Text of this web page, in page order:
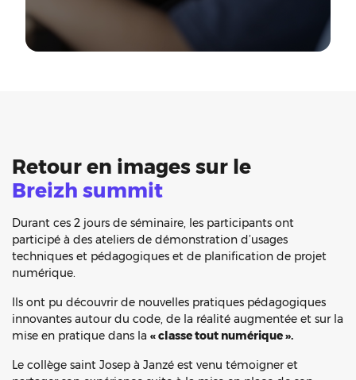
Retour en images sur le
Breizh summit
Durant ces 2 jours de séminaire, les participants ont
participé à des ateliers de démonstration d’usages
techniques et pédagogiques et de planification de projet
numérique.
Ils ont pu découvrir de nouvelles pratiques pédagogiques
innovantes autour du code, de la réalité augmentée et sur la
mise en pratique dans la « classe tout numérique ».
Le collège saint Josep à Janzé est venu témoigner et